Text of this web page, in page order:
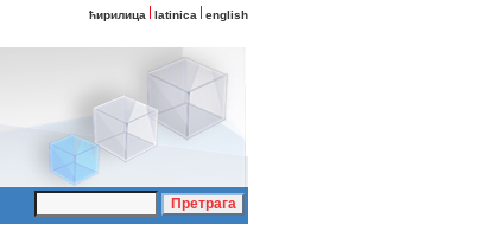
ћирилица latinica english